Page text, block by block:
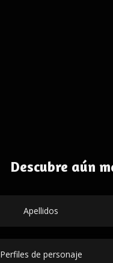
Descubre aún
Apellidos
Perfiles de personaje